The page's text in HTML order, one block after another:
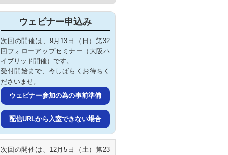
ウェビナー申込み
次回の開催は、9月13日（日）第32
回フォローアップセミナー（大阪ハ
イブリッド開催）です。
受付開始まで、今しばらくお待ちく
ださいませ。
ウェビナー参加の為の事前準備
配信URLから入室できない場合
次回の開催は、12月5日（土）第23